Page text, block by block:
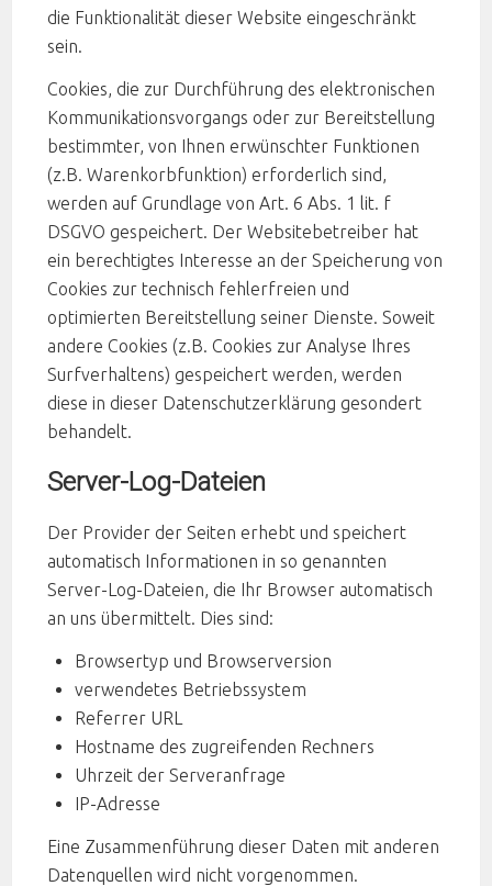
die Funktionalität dieser Website eingeschränkt
sein.
Cookies, die zur Durchführung des elektronischen
Kommunikationsvorgangs oder zur Bereitstellung
bestimmter, von Ihnen erwünschter Funktionen
(z.B. Warenkorbfunktion) erforderlich sind,
werden auf Grundlage von Art. 6 Abs. 1 lit. f
DSGVO gespeichert. Der Websitebetreiber hat
ein berechtigtes Interesse an der Speicherung von
Cookies zur technisch fehlerfreien und
optimierten Bereitstellung seiner Dienste. Soweit
andere Cookies (z.B. Cookies zur Analyse Ihres
Surfverhaltens) gespeichert werden, werden
diese in dieser Datenschutzerklärung gesondert
behandelt.
Server-Log-Dateien
Der Provider der Seiten erhebt und speichert
automatisch Informationen in so genannten
Server-Log-Dateien, die Ihr Browser automatisch
an uns übermittelt. Dies sind:
Browsertyp und Browserversion
verwendetes Betriebssystem
Referrer URL
Hostname des zugreifenden Rechners
Uhrzeit der Serveranfrage
IP-Adresse
Eine Zusammenführung dieser Daten mit anderen
Datenquellen wird nicht vorgenommen.